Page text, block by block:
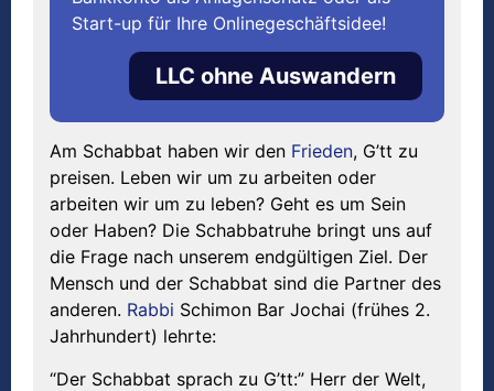
Start-up für Ihre Onlinegeschäftsidee!
LLC ohne Auswandern
Am Schabbat haben wir den Frieden, G’tt zu
preisen. Leben wir um zu arbeiten oder
arbeiten wir um zu leben? Geht es um Sein
oder Haben? Die Schabbatruhe bringt uns auf
die Frage nach unserem endgültigen Ziel. Der
Mensch und der Schabbat sind die Partner des
anderen. Rabbi Schimon Bar Jochai (frühes 2.
Jahrhundert) lehrte:
“Der Schabbat sprach zu G’tt:” Herr der Welt,